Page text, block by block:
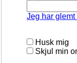
Jeg har
Husk mig
Skjul min